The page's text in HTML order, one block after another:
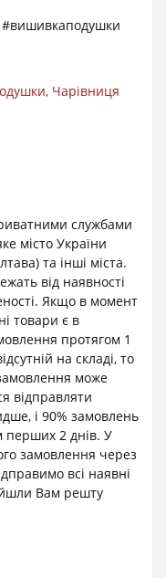
, Чарівниця
службами
місто України
та інші міста.
від наявності
Якщо в момент
товари є в
протягом 1
на складі, то
може
відправляти
і 90% замовлень
перших 2 днів. У
замовлення через
всі наявні
Вам решту